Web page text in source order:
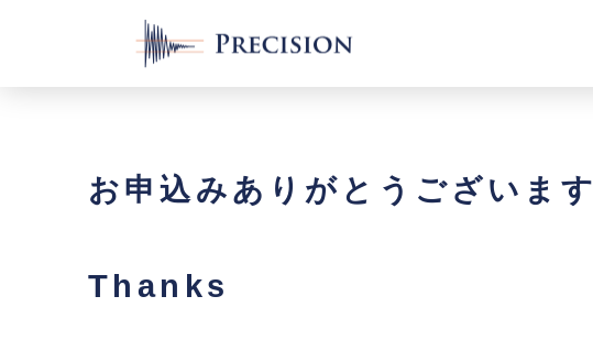
お申込みありがとうございます
Thanks